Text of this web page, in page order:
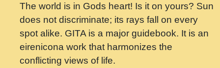
Shri ravinandan shastri ji maharaj.mp3
मन अशांत मंत्र जाप - गीता प्रेरणा -Swami
Gyananand Ji Maharaj.mp3
मन बध लय परम वल कगन Special Shyam
The world is in Gods heart! Is it on yours? Sun
does not discriminate; its rays fall on every
spot alike. GITA is a major guidebook. It is an
eirenicona work that harmonizes the
conflicting views of life.